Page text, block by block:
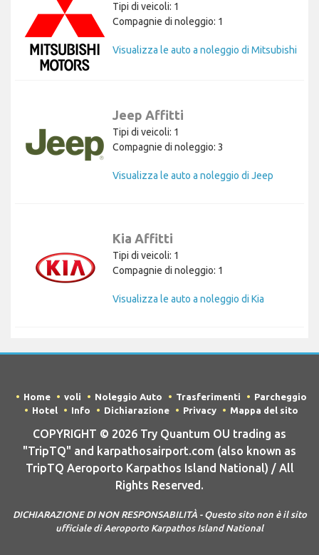
Tipi di veicoli: 1
Compagnie di noleggio: 1
Visualizza le auto a noleggio di Mitsubishi
Jeep Affitti
Tipi di veicoli: 1
Compagnie di noleggio: 3
Visualizza le auto a noleggio di Jeep
Kia Affitti
Tipi di veicoli: 1
Compagnie di noleggio: 1
Visualizza le auto a noleggio di Kia
Home voli Noleggio Auto Trasferimenti
Parcheggio
Hotel
Info Dichiarazione Privacy Mappa del sito
COPYRIGHT © 2026 Try Quantum OU trading as
"TripTQ" and karpathosairport.com (also known as
TripTQ Aeroporto Karpathos Island National) / All
Rights Reserved.
DICHIARAZIONE DI NON RESPONSABILITÀ - Questo sito non è il sito
ufficiale di Aeroporto Karpathos Island National